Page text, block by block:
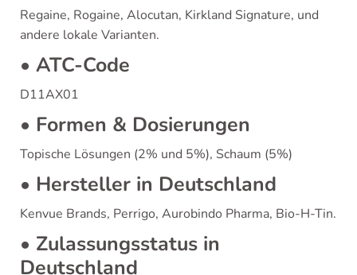
Regaine, Rogaine, Alocutan, Kirkland Signature, und
andere lokale Varianten.
• ATC-Code
D11AX01
• Formen & Dosierungen
Topische Lösungen (2% und 5%), Schaum (5%)
• Hersteller in Deutschland
Kenvue Brands, Perrigo, Aurobindo Pharma, Bio-H-Tin.
• Zulassungsstatus in
Deutschland